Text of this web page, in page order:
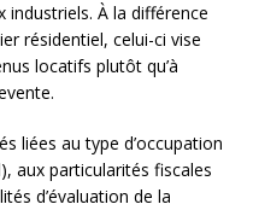
À la différence
résidentiel, celui-ci vise
locatifs plutôt qu’à
liées au type d’occupation
aux particularités fiscales
d’évaluation de la